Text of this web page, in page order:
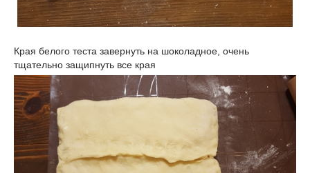
Края белого теста завернуть на шоколадное, очень
тщательно защипнуть все края